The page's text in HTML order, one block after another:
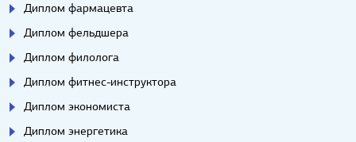
Диплом фармацевта
Диплом фельдшера
Диплом филолога
Диплом фитнес-инструктора
Диплом экономиста
Диплом энергетика